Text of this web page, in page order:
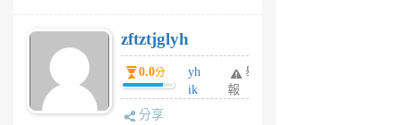
月
前
zftztjglyh
0.0分
yh
ik
舉
報
分享